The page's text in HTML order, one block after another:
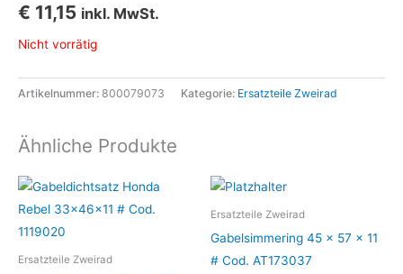
€ 11,15 inkl. MwSt.
Nicht vorrätig
Artikelnummer: 800079073 Kategorie: Ersatzteile Zweirad
Ähnliche Produkte
Ersatzteile Zweirad
Ersatzteile Zweirad
Gabelsimmering 45 x 57 x 11
# Cod. AT173037